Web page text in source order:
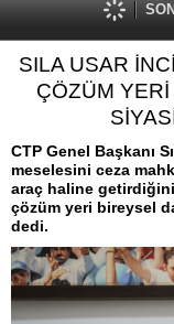
SILA USAR
ÇÖZÜM
CTP Genel Başkanı
meselesini ceza
araç haline
çözüm yeri bireysel
dedi.